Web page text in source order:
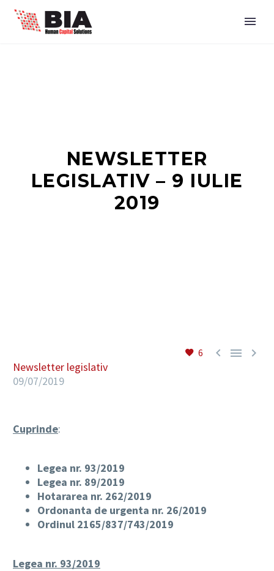
NEWSLETTER
LEGISLATIV – 9 IULIE
2019
6   
Newsletter legislativ
09/07/2019
Cuprinde:
Legea nr. 93/2019
Legea nr. 89/2019
Hotararea nr. 262/2019
Ordonanta de urgenta nr. 26/2019
Ordinul 2165/837/743/2019
Legea nr. 93/2019